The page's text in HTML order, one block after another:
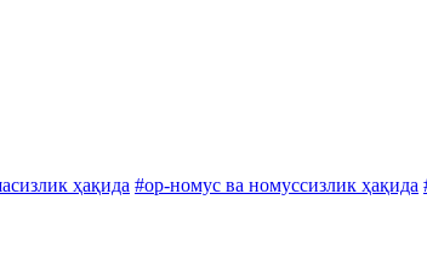
ҳақида #ор-номус ва номуссизлик ҳақида